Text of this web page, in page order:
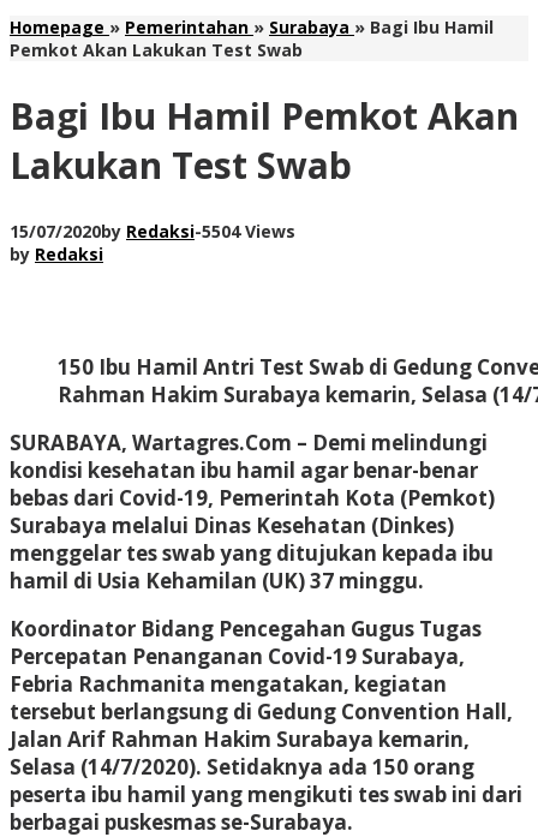
Homepage » Pemerintahan » Surabaya » Bagi Ibu Hamil
Pemkot Akan Lakukan Test Swab
Bagi Ibu Hamil Pemkot Akan
Lakukan Test Swab
15/07/2020by Redaksi-5504 Views
by Redaksi
150 Ibu Hamil Antri Test Swab di Gedung
Rahman Hakim Surabaya kemarin, Selasa (14/
SURABAYA, Wartagres.Com – Demi melindungi
kondisi kesehatan ibu hamil agar benar-benar
bebas dari Covid-19, Pemerintah Kota (Pemkot)
Surabaya melalui Dinas Kesehatan (Dinkes)
menggelar tes swab yang ditujukan kepada ibu
hamil di Usia Kehamilan (UK) 37 minggu.
Koordinator Bidang Pencegahan Gugus Tugas
Percepatan Penanganan Covid-19 Surabaya,
Febria Rachmanita mengatakan, kegiatan
tersebut berlangsung di Gedung Convention Hall,
Jalan Arif Rahman Hakim Surabaya kemarin,
Selasa (14/7/2020). Setidaknya ada 150 orang
peserta ibu hamil yang mengikuti tes swab ini dari
berbagai puskesmas se-Surabaya.